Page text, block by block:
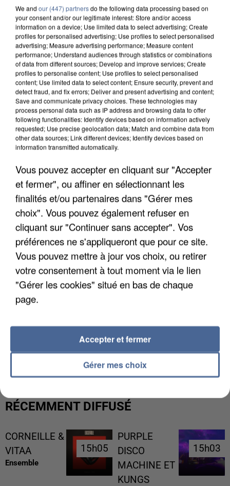
APRÈS TOUTES CES CANICULES, LES REFUGES
DE FAUNE SAUVAGE SONT...
L’UN DES FONDATEURS SUPPOSÉS DE LA DZ
MAFIA INTERPELLÉ EN ALGÉRIE
RÉCEMMENT DIFFUSÉ
CORNEILLE &
VITAA
Ensemble
15h05
15h05
PURPLE
DISCO
MACHINE ET
KUNGS
15h03
15h03
We and our (447) partnersdo the following data processing based on
your consent and/or our legitimate interest: Store and/or access
information on a device; Use limited data to select advertising; Create
profiles for personalised advertising; Use profiles to select personalised
advertising; Measure advertising performance; Measure content
performance; Understand audiences through statistics or combinations
of data from different sources; Develop and improve services; Create
profiles to personalise content; Use profiles to select personalised
content; Use limited data to select content; Ensure security, prevent and
detect fraud, and fix errors; Deliver and present advertising and content;
Save and communicate privacy choices. These technologies may
process personal data such as IP address and browsing data to offer
following functionalities: Identify devices based on information actively
requested; Use precise geolocation data; Match and combine data from
other data sources; Link different devices; Identify devices based on
information transmitted automatically.
Vous pouvez accepter en cliquant sur "Accepter
et fermer", ou affiner en sélectionnant les
finalités et/ou partenaires dans "Gérer mes
choix". Vous pouvez également refuser en
cliquant sur "Continuer sans accepter". Vos
préférences ne s'appliqueront que pour ce site.
Vous pouvez mettre à jour vos choix, ou retirer
votre consentement à tout moment via le lien
"Gérer les cookies" situé en bas de chaque
page.
Gérer mes choix
Accepter et fermer